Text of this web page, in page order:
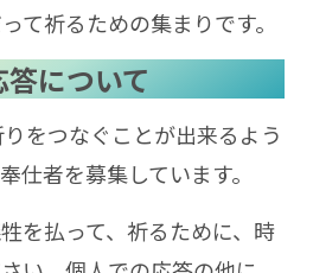
て祈るための集まりです。
について
をつなぐことが出来るよう
仕者を募集しています。
を払って、祈るために、時